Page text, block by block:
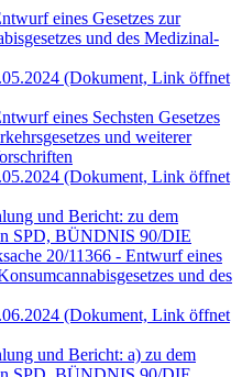
eines Gesetzes zur
und des Medizinal-
(Dokument, Link öffnet
eines Sechsten Gesetzes
und weiterer
(Dokument, Link öffnet
und Bericht: zu dem
SPD, BÜNDNIS 90/DIE
20/11366 - Entwurf eines
und des
(Dokument, Link öffnet
und Bericht: a) zu dem